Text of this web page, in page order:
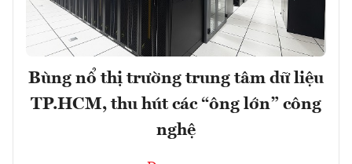
Bùng nổ thị trường trung tâm dữ liệu
TP.HCM, thu hút các “ông lớn” công
nghệ